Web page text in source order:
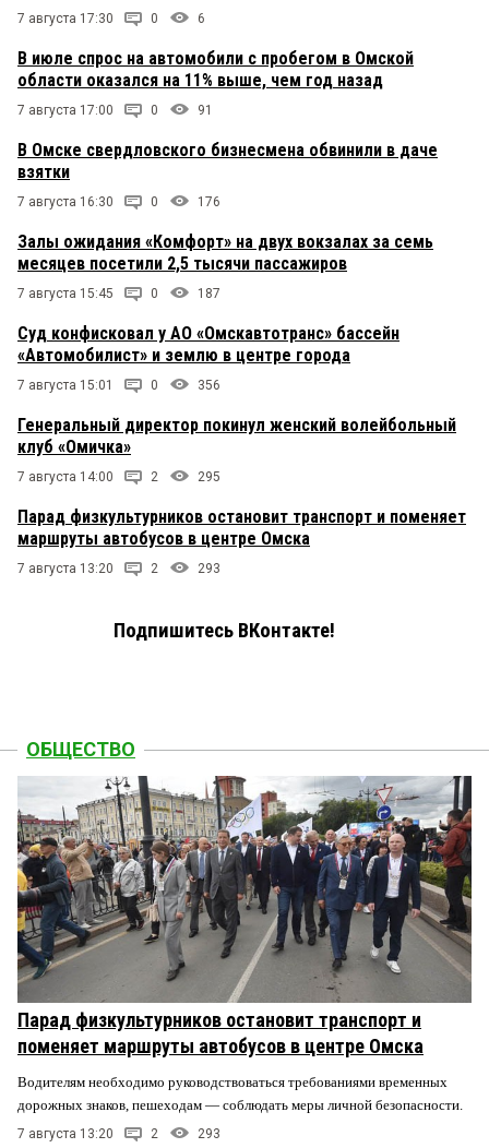
7 августа 17:30 0 6
В июле спрос на автомобили с пробегом в Омской
области оказался на 11% выше, чем год назад
7 августа 17:00 0 91
В Омске свердловского бизнесмена обвинили в даче
взятки
7 августа 16:30 0 176
Залы ожидания «Комфорт» на двух вокзалах за семь
месяцев посетили 2,5 тысячи пассажиров
7 августа 15:45 0 187
Суд конфисковал у АО «Омскавтотранс» бассейн
«Автомобилист» и землю в центре города
7 августа 15:01 0 356
Генеральный директор покинул женский волейбольный
клуб «Омичка»
7 августа 14:00 2 295
Парад физкультурников остановит транспорт и поменяет
маршруты автобусов в центре Омска
7 августа 13:20 2 293
Подпишитесь ВКонтакте!
ОБЩЕСТВО
Парад физкультурников остановит транспорт и
поменяет маршруты автобусов в центре Омска
Водителям необходимо руководствоваться требованиями временных
дорожных знаков, пешеходам — соблюдать меры личной безопасности.
7 августа 13:20 2 293